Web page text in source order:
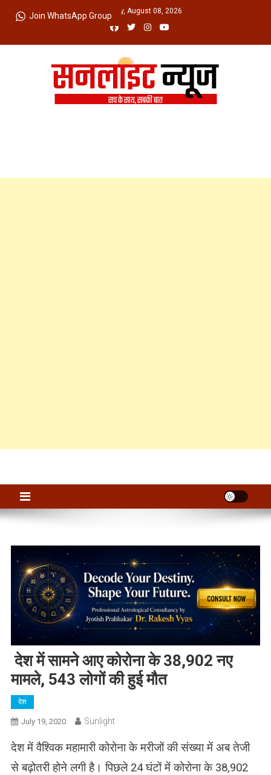
Saturday, August 08, 2026
देश में सामने आए कोरोना के 38,902 नए
मामले, 543 लोगों की हुई मौत
देश
July 19, 2020 Sunlight
देश में वैश्विक महामारी कोरोना के मरीजों की संख्या में अब तेजी
से बढ़ोतरी होने लगी है। पिछले 24 घंटों में कोरोना के 38,902
Join WhatsApp Group